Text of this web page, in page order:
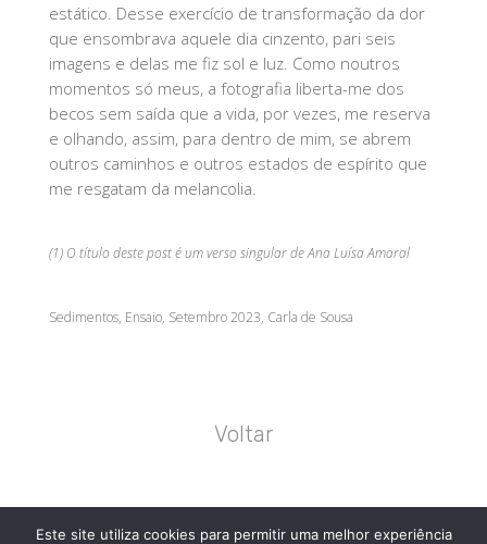
estático. Desse exercício de transformação da dor
que ensombrava aquele dia cinzento, pari seis
imagens e delas me fiz sol e luz. Como noutros
momentos só meus, a fotografia liberta-me dos
becos sem saída que a vida, por vezes, me reserva
e olhando, assim, para dentro de mim, se abrem
outros caminhos e outros estados de espírito que
me resgatam da melancolia.
(1) O título deste post é um verso singular de Ana Luísa Amaral
Sedimentos, Ensaio, Setembro 2023, Carla de Sousa
Voltar
Este site utiliza cookies para permitir uma melhor experiência